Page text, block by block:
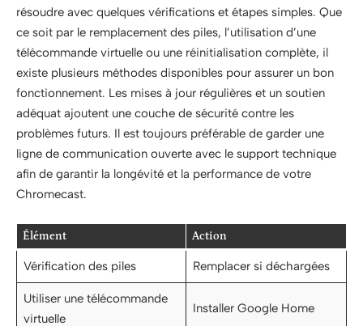
résoudre avec quelques vérifications et étapes simples. Que
ce soit par le remplacement des piles, l’utilisation d’une
télécommande virtuelle ou une réinitialisation complète, il
existe plusieurs méthodes disponibles pour assurer un bon
fonctionnement. Les mises à jour régulières et un soutien
adéquat ajoutent une couche de sécurité contre les
problèmes futurs. Il est toujours préférable de garder une
ligne de communication ouverte avec le support technique
afin de garantir la longévité et la performance de votre
Chromecast.
Élément Action
Vérification des piles Remplacer si déchargées
Utiliser une télécommande
virtuelle
Installer Google Home